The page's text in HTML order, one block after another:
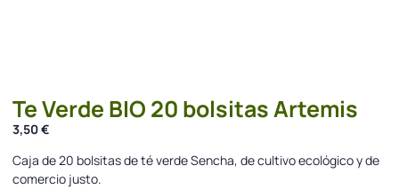
Te Verde BIO 20 bolsitas Artemis
3,50€
Caja de 20 bolsitas de té verde Sencha, de cultivo ecológico y de
comercio justo.